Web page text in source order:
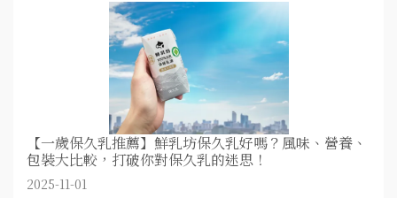
【一歲保久乳推薦】鮮乳坊保久乳好嗎？風味、營養、
包裝大比較，打破你對保久乳的迷思！
2025-11-01